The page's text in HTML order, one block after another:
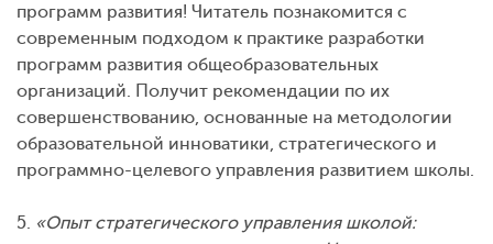
программ развития! Читатель познакомится с
современным подходом к практике разработки
программ развития общеобразовательных
организаций. Получит рекомендации по их
совершенствованию, основанные на методологии
образовательной инноватики, стратегического и
программно-целевого управления развитием школы.
5. «Опыт стратегического управления школой: